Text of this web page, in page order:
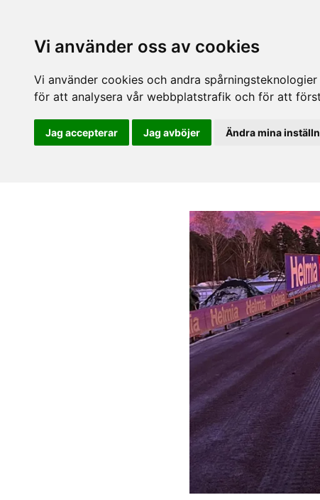
Vi använder oss av cookies
Vi använder cookies och andra
för att analysera vår webbplatstrafik och för att
Jag accepterar Jag avböjer Ändra mina